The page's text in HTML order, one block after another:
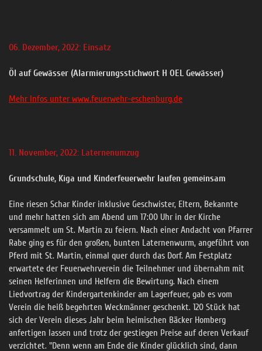
06. Dezember, 2022: Einsatz
Öl auf Gewässer (Alarmierungsstichwort H OEL Gewässer)
Mehr Infos unter www.feuerwehr-eschenburg.de
11. November, 2022: Laternenumzug
Grundschule, Kiga und Kinderfeuerwehr laufen gemeinsam
Eine riesen Schar Kinder inklusive Geschwister, Eltern, Bekannte
und mehr hatten sich am Abend um 17:00 Uhr in der Kirche
versammelt um St. Martin zu feiern. Nach einer Andacht von Pfarrer
Rabe ging es für den großen, bunten Laternenwurm, angeführt von
Pferd mit St. Martin, einmal quer durch das Dorf. Am Festplatz
erwartete der Feuerwehrverein die Teilnehmer und übernahm mit
seinen Helferinnen und Helfern die Bewirtung. Nach einem
Liedvortrag der Kindergartenkinder am Lagerfeuer, gab es vom
Verein die heiß begehrten Weckmänner geschenkt. 120 Stück hat
sich der Verein dieses Jahr beim heimischen Bäcker Homberg
anfertigen lassen und trotz der gestiegen Preise auf deren Verkauf
verzichtet. "Denn wenn am Ende die Kinder glücklich sind, dann